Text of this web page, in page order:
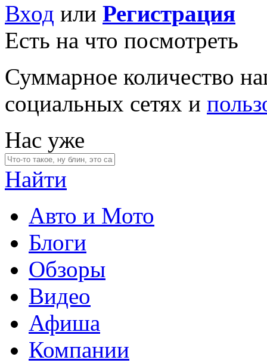
Вход или Регистрация
Есть на что посмотреть
Суммарное количество
социальных сетях и
Нас уже
Найти
Авто и Мото
Блоги
Обзоры
Видео
Афиша
Компании